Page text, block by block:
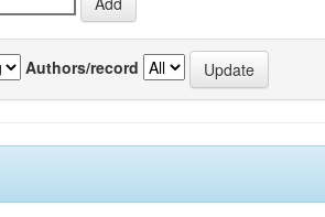
Authors/record